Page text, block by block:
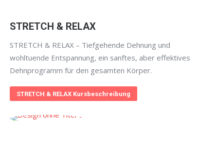
STRETCH & RELAX
STRETCH & RELAX – Tiefgehende Dehnung und
wohltuende Entspannung, ein sanftes, aber effektives
Dehnprogramm für den gesamten Körper.
STRETCH & RELAX Kursbeschreibung